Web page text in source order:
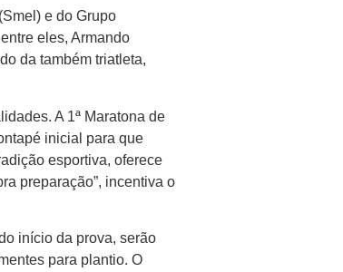
e do Grupo
eles, Armando
da também triatleta,
A 1ª Maratona de
inicial para que
esportiva, oferece
preparação”, incentiva o
início da prova, serão
para plantio. O